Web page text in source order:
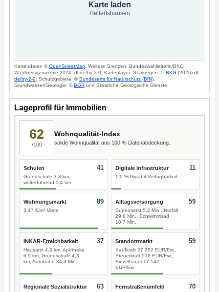
Karte laden
Hellertshausen
Kartendaten ©OpenStreetMap . Weitere Grenzen: Bundeswahlleiterin/BKG
Wahlkreisgeometrie 2024, dl-de/by-2-0. Kartenlayer: Starkregen: ©BKG (2026) dl-
de/by-2-0; Schutzgebiete: ©Bundesamt für Naturschutz (BfN);
Grundwasser/Geologie: ©BGR und Staatliche Geologische Dienste.
Lageprofil für Immobilien
62
/100
Wohnqualität-Index
solide Wohnqualität aus 100 % Datenabdeckung.
Schulen
Grundschule 3,3 km,
weiterführend 5,4 km
41 Digitale Infrastruktur
1,0 % Gigabit-Verfügbarkeit
11
Wohnungsmarkt
3,47 €/m² Miete
89 Alltagsversorgung
Supermarkt 5,2 Min., Notfall
29,8 Min., Schwimmbad
10,7 Min.
59
INKAR-Erreichbarkeit
Hausarzt 4,3 km, Apotheke
6,9 km, Grundschule 4,3
km, Autobahn 34,3 Min.
37 Standortmarkt
Kaufkraft 27.252 EUR/Ew.,
Steuerkraft 538 EUR/Ew.,
Einzelhandel 7.142
EUR/Ew.
59
Regionale Sozialstruktur 63 Fernstraßenumfeld 70